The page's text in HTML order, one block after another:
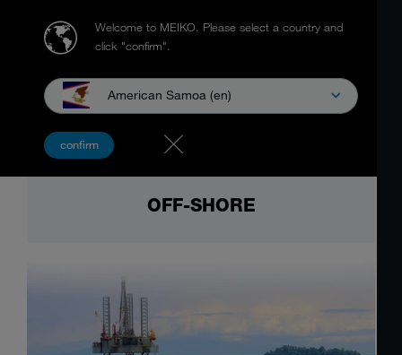
Welcome to MEIKO. Please select a country and
click "confirm".
American Samoa (en)
confirm
OFF-SHORE